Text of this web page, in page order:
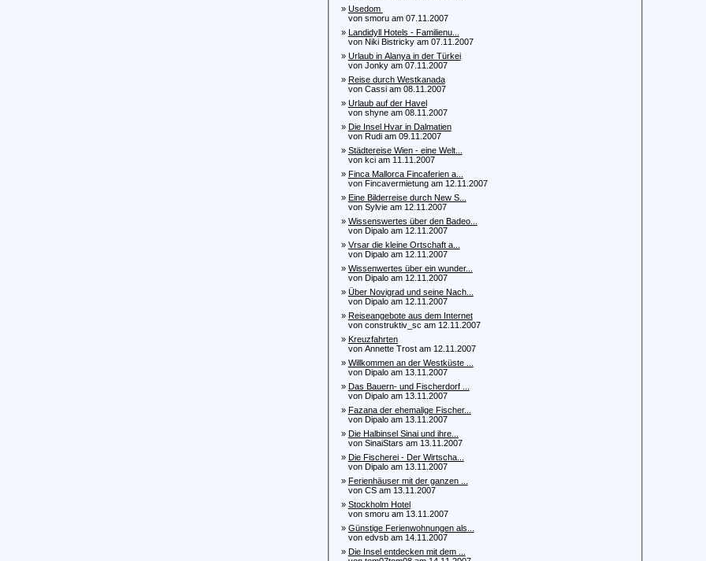
» Usedom
von smoru am 07.11.2007
» Landidyll Hotels - Familienu...
von Niki Bistricky am 07.11.2007
» Urlaub in Alanya in der Türkei
von Jonky am 07.11.2007
» Reise durch Westkanada
von Cassi am 08.11.2007
» Urlaub auf der Havel
von shyne am 08.11.2007
» Die Insel Hvar in Dalmatien
von Rudi am 09.11.2007
» Städtereise Wien - eine Welt...
von kci am 11.11.2007
» Finca Mallorca Fincaferien a...
von Fincavermietung am 12.11.2007
» Eine Bilderreise durch New S...
von Sylvie am 12.11.2007
» Wissenswertes über den Badeo...
von Dipalo am 12.11.2007
» Vrsar die kleine Ortschaft a...
von Dipalo am 12.11.2007
» Wissenwertes über ein wunder...
von Dipalo am 12.11.2007
» Über Novigrad und seine Nach...
von Dipalo am 12.11.2007
» Reiseangebote aus dem Internet
von construktiv_sc am 12.11.2007
» Kreuzfahrten
von Annette Trost am 12.11.2007
» Willkommen an der Westküste ...
von Dipalo am 13.11.2007
» Das Bauern- und Fischerdorf ...
von Dipalo am 13.11.2007
» Fazana der ehemalige Fischer...
von Dipalo am 13.11.2007
» Die Halbinsel Sinai und ihre...
von SinaiStars am 13.11.2007
» Die Fischerei - Der Wirtscha...
von Dipalo am 13.11.2007
» Ferienhäuser mit der ganzen ...
von CS am 13.11.2007
» Stockholm Hotel
von smoru am 13.11.2007
» Günstige Ferienwohnungen als...
von edvsb am 14.11.2007
» Die Insel entdecken mit dem ...